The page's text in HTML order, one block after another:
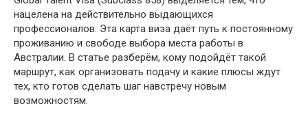
нацелена на действительно выдающихся
профессионалов. Эта карта виза даёт путь к постоянному
проживанию и свободе выбора места работы в
Австралии. В статье разберём, кому подойдёт такой
маршрут, как организовать подачу и какие плюсы ждут
тех, кто готов сделать шаг навстречу новым
возможностям.